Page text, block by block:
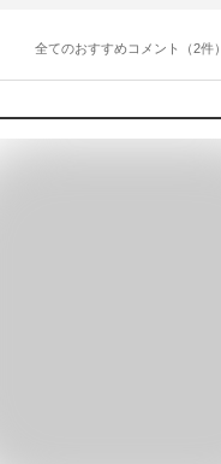
全てのおすすめコメント（2件）